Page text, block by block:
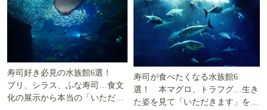
寿司好き必見の水族館6選！
ブリ、シラス、ふな寿司…食文
化の展示から本当の「いただき
寿司が食べたくなる水族館6
選！ 本マグロ、トラフグ…生き
た姿を見て「いただきます」を考